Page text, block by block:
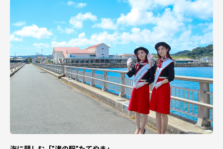
替品の提供損害賠償その他いかなる責任も負わないものと
します。
・返礼品は当自治体以外にお住いの方のみへのお届けとな
ります。当自治体にお住まいの方については返礼品をお受
け取りいただけません。あらかじめ
ご了承ください。
・寄附完了後のキャンセルや申込み内容の変更は出来ませ
ん。入力内容に間違いないかご確認ください。
・当自治体は提供事業者の在庫状況等により返礼品を変更
し提供を中止する場合があります。返礼品を変更する場